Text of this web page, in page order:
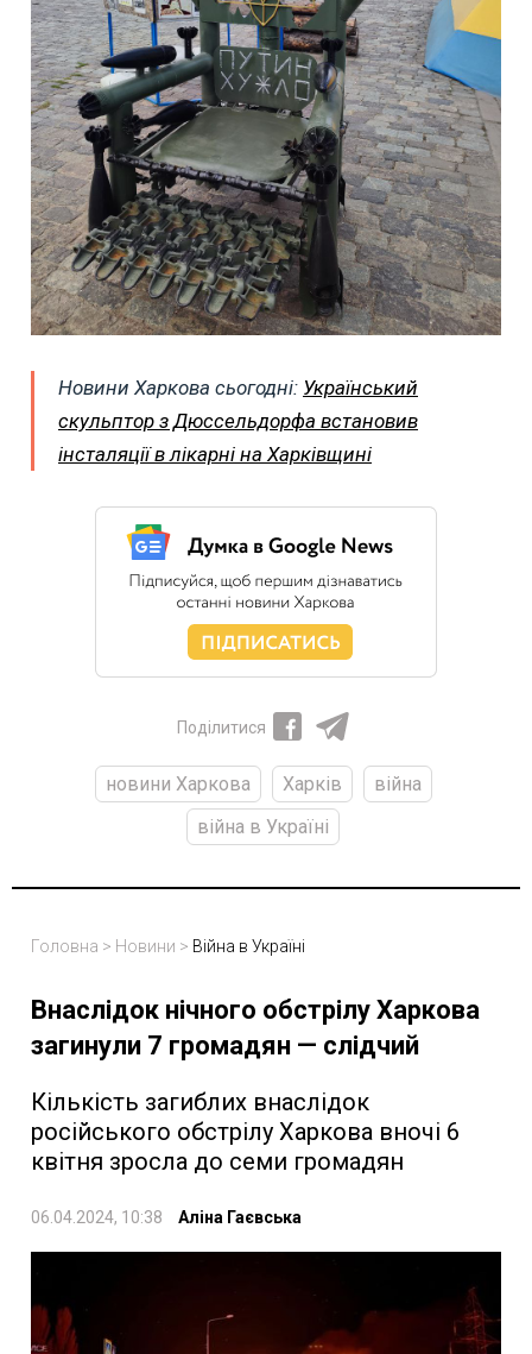
Новини Харкова сьогодні: Український
скульптор з Дюссельдорфа встановив
інсталяції в лікарні на Харківщині
Поділитися
новини Харкова Харків
війна
війна в Україні
Головна > Новини > Війна в Україні
Внаслідок нічного обстрілу Харкова
загинули 7 громадян — слідчий
Кількість загиблих внаслідок
російського обстрілу Харкова вночі 6
квітня зросла до семи громадян
06.04.2024, 10:38 Аліна Гаєвська